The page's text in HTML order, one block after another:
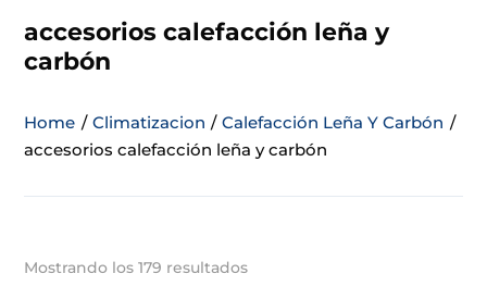
accesorios calefacción leña y
carbón
Home / Climatizacion / Calefacción Leña Y Carbón /
accesorios calefacción leña y carbón
Mostrando los 179 resultados